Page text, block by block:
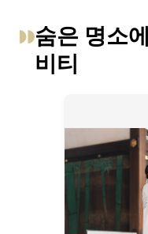
숨은 명소
비티